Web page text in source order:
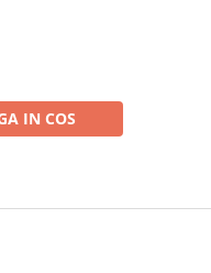
IN COS